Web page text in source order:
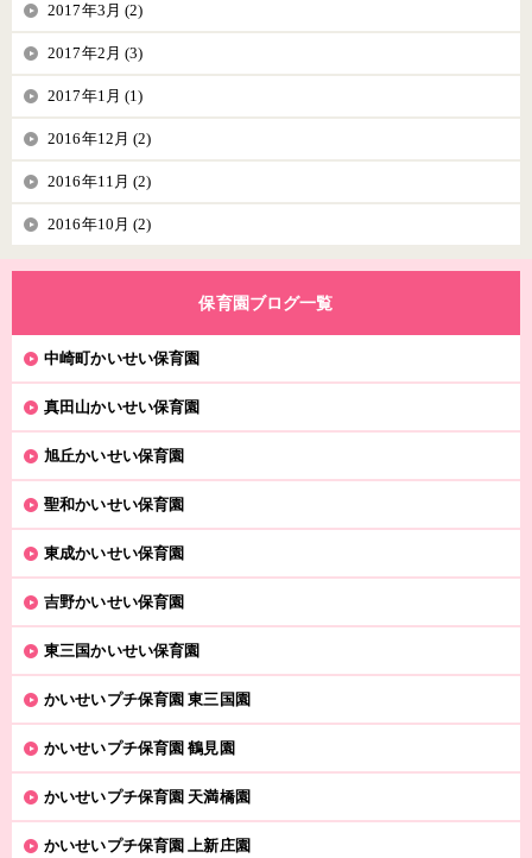
2017年3月 (2)
2017年2月 (3)
2017年1月 (1)
2016年12月 (2)
2016年11月 (2)
2016年10月 (2)
保育園ブログ一覧
中崎町かいせい保育園
真田山かいせい保育園
旭丘かいせい保育園
聖和かいせい保育園
東成かいせい保育園
吉野かいせい保育園
東三国かいせい保育園
かいせいプチ保育園 東三国園
かいせいプチ保育園 鶴見園
かいせいプチ保育園 天満橋園
かいせいプチ保育園 上新庄園